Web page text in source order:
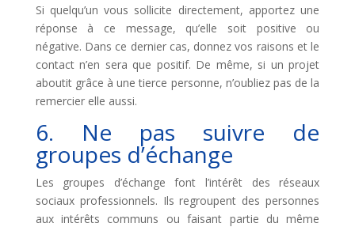
Si quelqu’un vous sollicite directement, apportez une
réponse à ce message, qu’elle soit positive ou
négative. Dans ce dernier cas, donnez vos raisons et le
contact n’en sera que positif. De même, si un projet
aboutit grâce à une tierce personne, n’oubliez pas de la
remercier elle aussi.
6. Ne pas suivre de
groupes d’échange
Les groupes d’échange font l’intérêt des réseaux
sociaux professionnels. Ils regroupent des personnes
aux intérêts communs ou faisant partie du même